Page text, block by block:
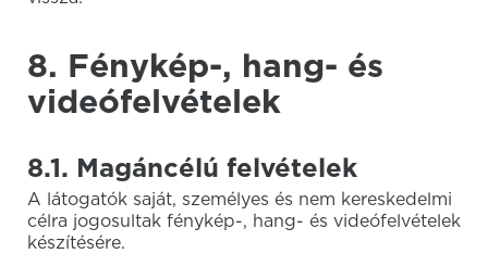
8. Fénykép-, hang- és
videófelvételek
8.1. Magáncélú felvételek
A látogatók saját, személyes és nem kereskedelmi
célra jogosultak fénykép-, hang- és videófelvételek
készítésére.